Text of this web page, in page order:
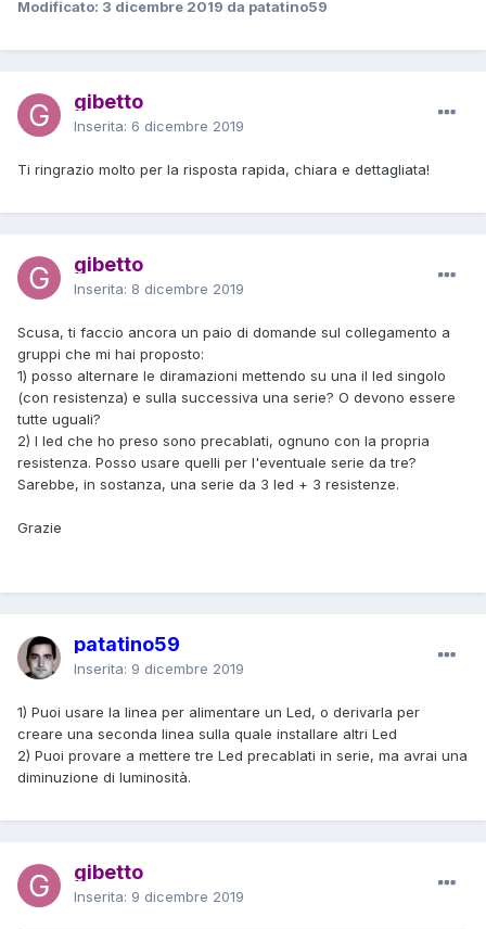
Modificato: 3 dicembre 2019 da patatino59
gibetto
Inserita: 6 dicembre 2019
Ti ringrazio molto per la risposta rapida, chiara e dettagliata!
gibetto
Inserita: 8 dicembre 2019
Scusa, ti faccio ancora un paio di domande sul collegamento a
gruppi che mi hai proposto:
1) posso alternare le diramazioni mettendo su una il led singolo
(con resistenza) e sulla successiva una serie? O devono essere
tutte uguali?
2) I led che ho preso sono precablati, ognuno con la propria
resistenza. Posso usare quelli per l'eventuale serie da tre?
Sarebbe, in sostanza, una serie da 3 led + 3 resistenze.
Grazie
patatino59
Inserita: 9 dicembre 2019
1) Puoi usare la linea per alimentare un Led, o derivarla per
creare una seconda linea sulla quale installare altri Led
2) Puoi provare a mettere tre Led precablati in serie, ma avrai una
diminuzione di luminosità.
gibetto
Inserita: 9 dicembre 2019